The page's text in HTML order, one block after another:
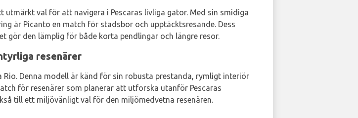
utmärkt val för att navigera i Pescaras livliga gator. Med sin smidiga
är Picanto en match för stadsbor och upptäcktsresande. Dess
gör den lämplig för både korta pendlingar och längre resor.
resenärer
Rio. Denna modell är känd för sin robusta prestanda, rymligt interiör
för resenärer som planerar att utforska utanför Pescaras
till ett miljövänligt val för den miljömedvetna resenären.